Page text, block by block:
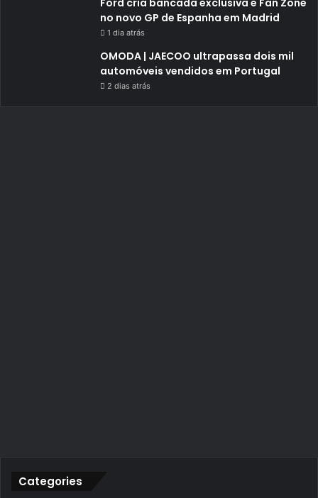
no novo GP de Espanha em Madrid
1 dia atrás
OMODA | JAECOO ultrapassa dois mil
automóveis vendidos em Portugal
2 dias atrás
Categories